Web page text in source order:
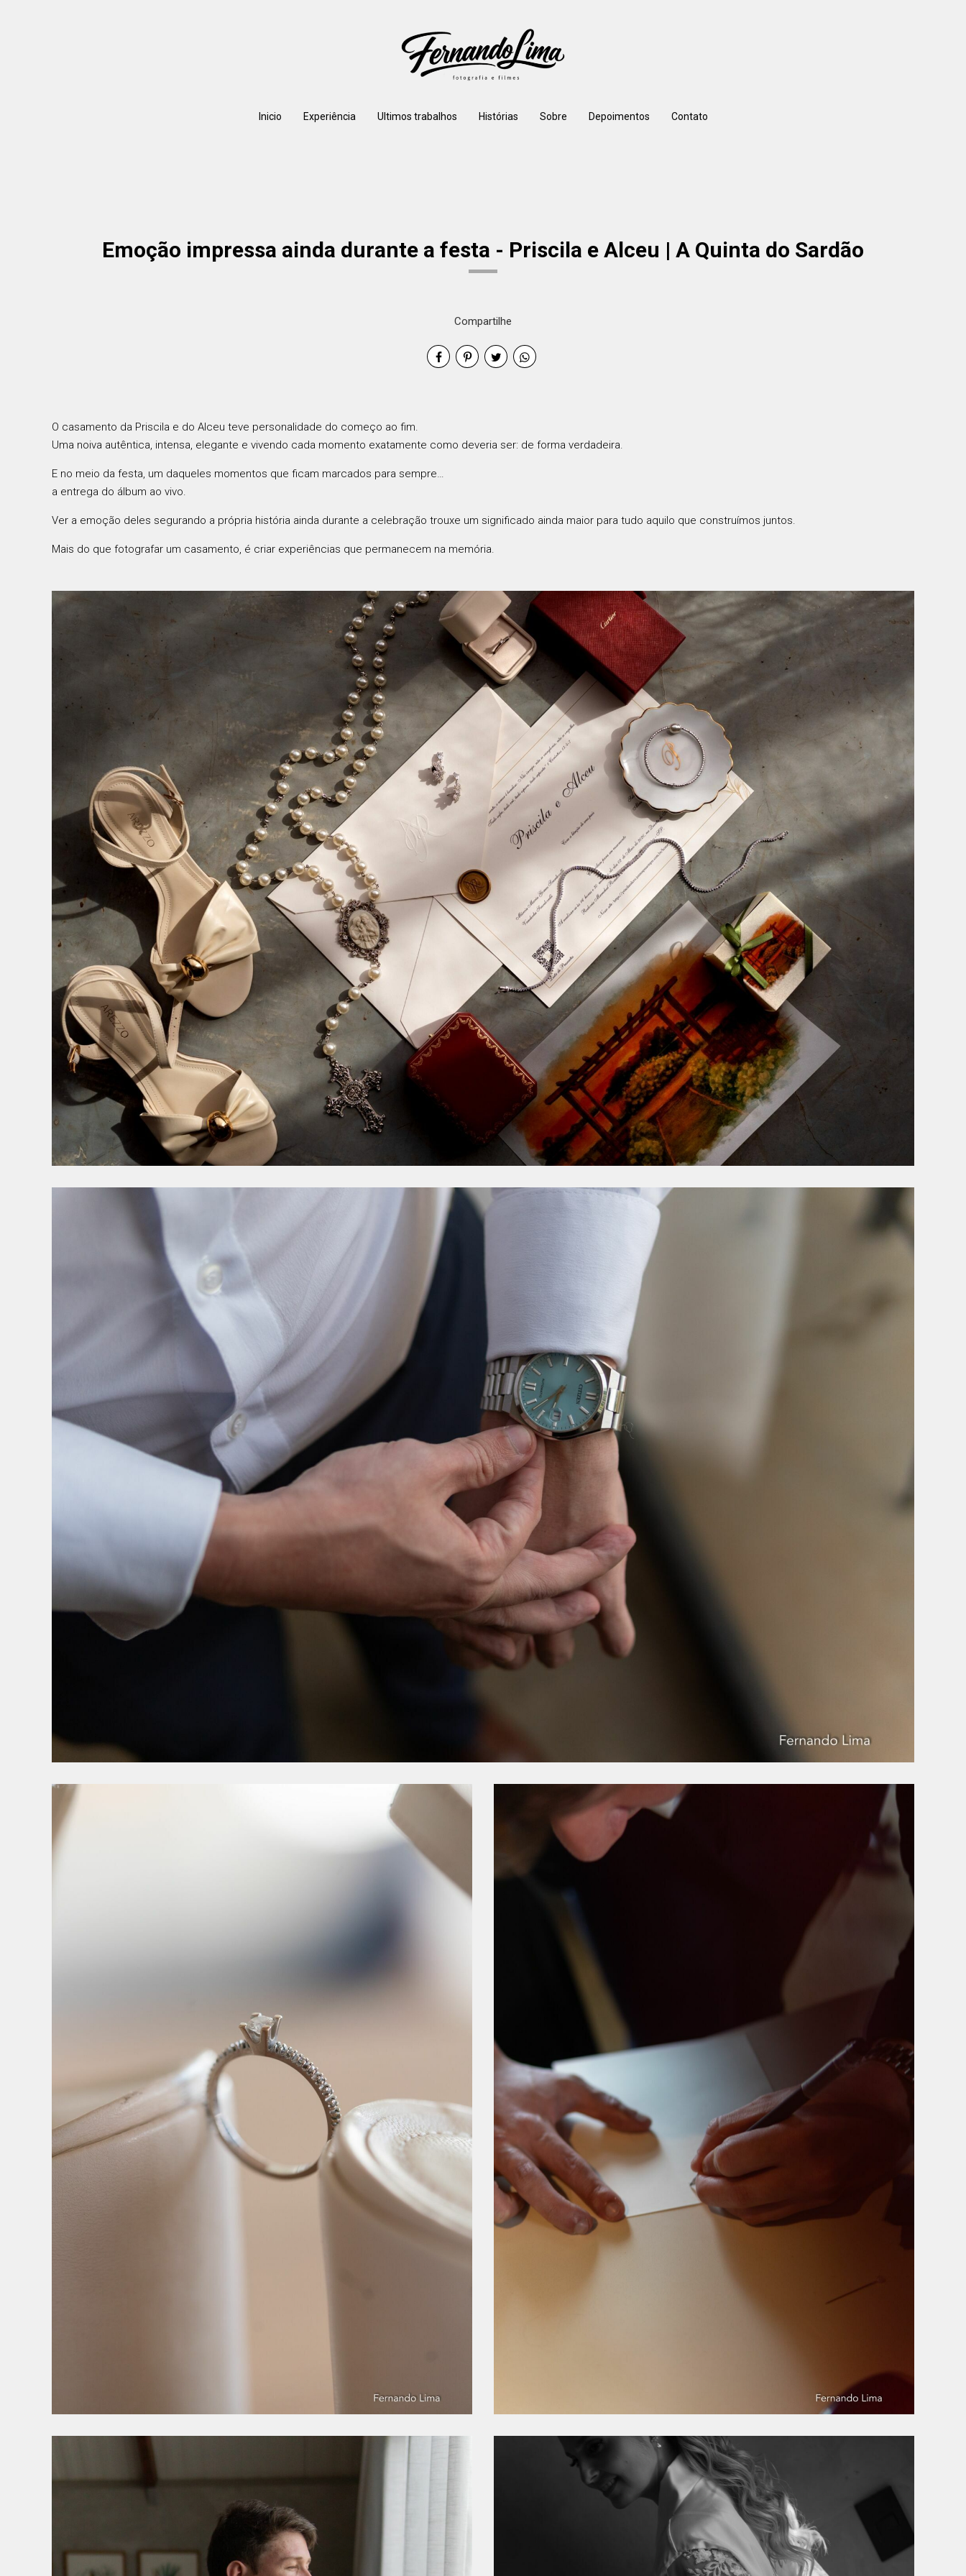
Inicio Experiência Ultimos trabalhos Histórias Sobre Depoimentos Contato
Emoção impressa ainda durante a festa - Priscila e Alceu | A Quinta do Sardão
Compartilhe
O casamento da Priscila e do Alceu teve personalidade do começo ao fim.
Uma noiva autêntica, intensa, elegante e vivendo cada momento exatamente como deveria ser: de forma verdadeira.
E no meio da festa, um daqueles momentos que ficam marcados para sempre…
a entrega do álbum ao vivo.
Ver a emoção deles segurando a própria história ainda durante a celebração trouxe um significado ainda maior para tudo aquilo que construímos juntos.
Mais do que fotografar um casamento, é criar experiências que permanecem na memória.